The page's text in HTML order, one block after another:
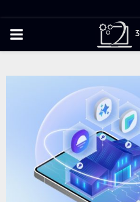
PRIMARY